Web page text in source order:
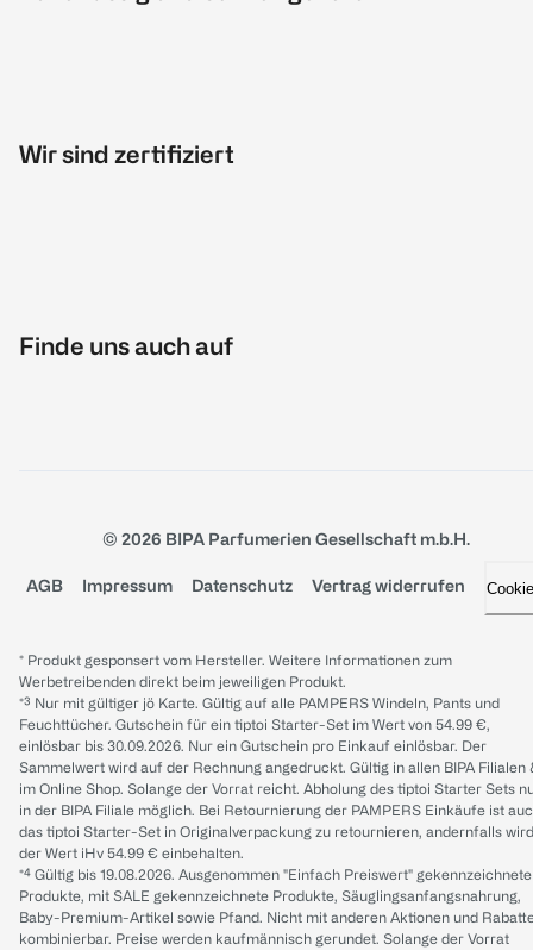
Wir sind zertifiziert
Finde uns auch auf
© 2026 BIPA Parfumerien Gesellschaft m.b.H.
AGB Impressum Datenschutz Vertrag widerrufen
* Produkt gesponsert vom Hersteller. Weitere Informationen zum
Werbetreibenden direkt beim jeweiligen Produkt.
*³ Nur mit gültiger jö Karte. Gültig auf alle PAMPERS Windeln, Pants und
Feuchttücher. Gutschein für ein tiptoi Starter-Set im Wert von 54.99 €,
einlösbar bis 30.09.2026. Nur ein Gutschein pro Einkauf einlösbar. Der
Sammelwert wird auf der Rechnung angedruckt. Gültig in allen BIPA Filialen
im Online Shop. Solange der Vorrat reicht. Abholung des tiptoi Starter Sets
in der BIPA Filiale möglich. Bei Retournierung der PAMPERS Einkäufe ist
das tiptoi Starter-Set in Originalverpackung zu retournieren, andernfalls wird
der Wert iHv 54.99 € einbehalten.
*⁴ Gültig bis 19.08.2026. Ausgenommen "Einfach Preiswert" gekennzeichnete
Produkte, mit SALE gekennzeichnete Produkte, Säuglingsanfangsnahrung,
Baby-Premium-Artikel sowie Pfand. Nicht mit anderen Aktionen und
kombinierbar. Preise werden kaufmännisch gerundet. Solange der Vorrat